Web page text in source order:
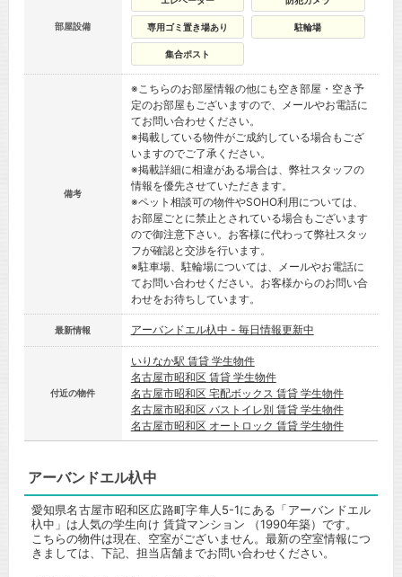
部屋設備 専用ゴミ置き場あり 駐輪場
集合ポスト
備考
※こちらのお部屋情報の他にも空き部屋・空き予
定のお部屋もございますので、メールやお電話に
てお問い合わせください。
※掲載している物件がご成約している場合もござ
いますのでご了承ください。
※掲載詳細に相違がある場合は、弊社スタッフの
情報を優先させていただきます。
※ペット相談可の物件やSOHO利用については、
お部屋ごとに禁止とされている場合もございます
ので御注意下さい。お客様に代わって弊社スタッ
フが確認と交渉を行います。
※駐車場、駐輪場については、メールやお電話に
てお問い合わせください。お客様からのお問い合
わせをお待ちしています。
最新情報 アーバンドエル杁中 - 毎日情報更新中
付近の物件
いりなか駅 賃貸 学生物件
名古屋市昭和区 賃貸 学生物件
名古屋市昭和区 宅配ボックス 賃貸 学生物件
名古屋市昭和区 バストイレ別 賃貸 学生物件
名古屋市昭和区 オートロック 賃貸 学生物件
アーバンドエル杁中
愛知県名古屋市昭和区広路町字隼人5-1にある「アーバンドエル
杁中」は人気の学生向け 賃貸マンション （1990年築）です。
こちらの物件は現在、空室がございません。最新の空室情報につ
きましては、下記、担当店舗までお問い合わせください。